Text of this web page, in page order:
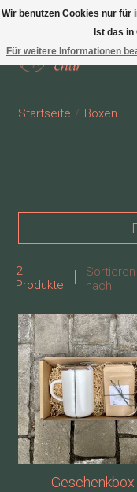
Startseite / Boxen
2
Produkte
Sortieren
nach
Geschenkbox
Wir benutzen Cookies nur für
Ist das
Für weitere Informationen